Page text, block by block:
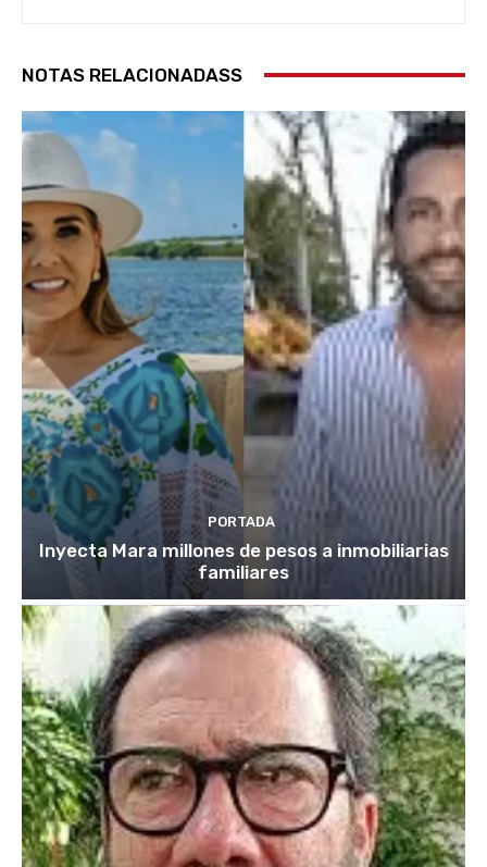
NOTAS RELACIONADASS
PORTADA
Inyecta Mara millones de pesos a inmobiliarias
familiares